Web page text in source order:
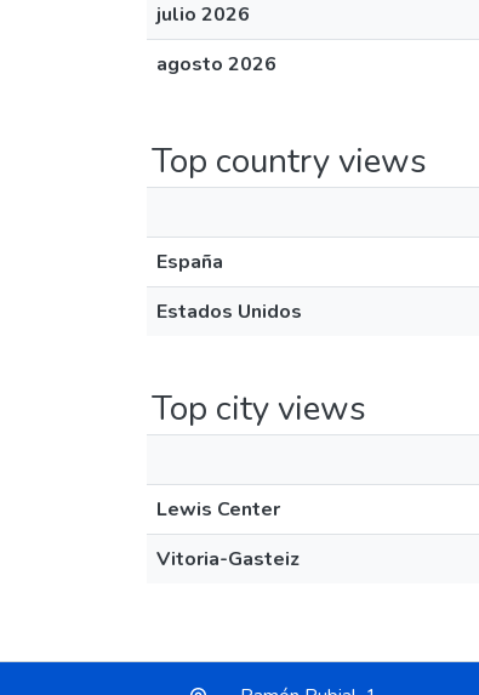
julio 2026
agosto 2026
Top country views
España
Estados Unidos
Top city views
Lewis Center
Vitoria-Gasteiz